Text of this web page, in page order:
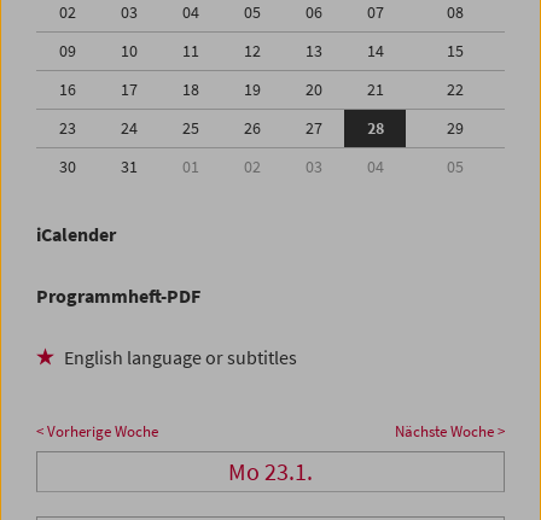
02
03 04 05 06 07
08
09
10 11 12 13 14
15
16
17 18 19 20 21
22
23
24 25 26 27 28
29
30
31 01 02 03 04 05
iCalender
Programmheft-PDF
English language or subtitles
< Vorherige Woche Nächste Woche >
Mo 23.1.